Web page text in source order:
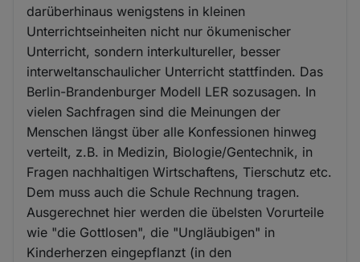
darüberhinaus wenigstens in kleinen
Unterrichtseinheiten nicht nur ökumenischer
Unterricht, sondern interkultureller, besser
interweltanschaulicher Unterricht stattfinden. Das
Berlin-Brandenburger Modell LER sozusagen. In
vielen Sachfragen sind die Meinungen der
Menschen längst über alle Konfessionen hinweg
verteilt, z.B. in Medizin, Biologie/Gentechnik, in
Fragen nachhaltigen Wirtschaftens, Tierschutz etc.
Dem muss auch die Schule Rechnung tragen.
Ausgerechnet hier werden die übelsten Vorurteile
wie "die Gottlosen", die "Ungläubigen" in
Kinderherzen eingepflanzt (in den